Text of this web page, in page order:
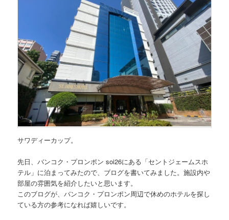
サワディーカップ。
先日、バンコク・プロンポン soi26にある「セントジェームスホ
テル」 に泊まってみたので、ブログを書いてみました。施設内や
部屋の雰囲気を紹介したいと思います。
このブログが、バンコク・プロンポン周辺で休めのホテルを探し
ている方の参考になれば嬉しいです。